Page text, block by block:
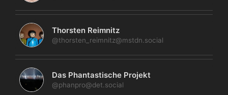
Thorsten Reimnitz
@thorsten_reimnitz@mstdn.social
Das Phantastische Projekt
@phanpro@det.social